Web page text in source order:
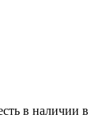
в наличии в